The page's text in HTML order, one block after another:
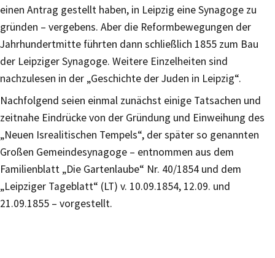
einen Antrag gestellt haben, in Leipzig eine Synagoge zu
gründen – vergebens. Aber die Reformbewegungen der
Jahrhundertmitte führten dann schließlich 1855 zum Bau
der Leipziger Synagoge. Weitere Einzelheiten sind
nachzulesen in der „Geschichte der Juden in Leipzig“.
Nachfolgend seien einmal zunächst einige Tatsachen und
zeitnahe Eindrücke von der Gründung und Einweihung des
„Neuen Isrealitischen Tempels“, der später so genannten
Großen Gemeindesynagoge – entnommen aus dem
Familienblatt „Die Gartenlaube“ Nr. 40/1854 und dem
„Leipziger Tageblatt“ (LT) v. 10.09.1854, 12.09. und
21.09.1855 – vorgestellt.